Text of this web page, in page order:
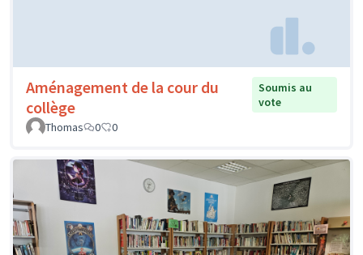
Aménagement de la cour du
collège
Soumis au
vote
Thomas
0 0